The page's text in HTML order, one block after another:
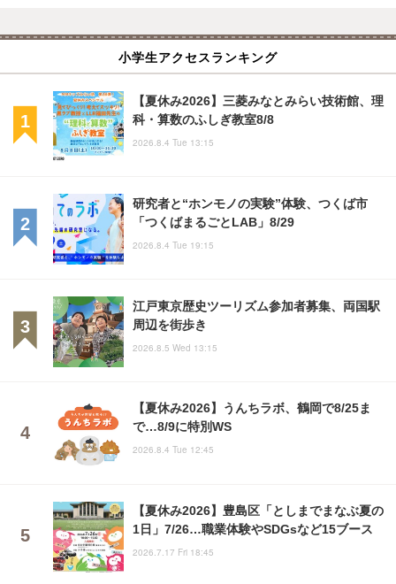
小学生アクセスランキング
【夏休み2026】三菱みなとみらい技術館、理
科・算数のふしぎ教室8/8
2026.8.4 Tue 13:15
研究者と“ホンモノの実験”体験、つくば市
「つくばまるごとLAB」8/29
2026.8.4 Tue 19:15
江戸東京歴史ツーリズム参加者募集、両国駅
周辺を街歩き
2026.8.5 Wed 13:15
【夏休み2026】うんちラボ、鶴岡で8/25ま
で…8/9に特別WS
2026.8.4 Tue 12:45
【夏休み2026】豊島区「としまでまなぶ夏の
1日」7/26…職業体験やSDGsなど15ブース
2026.7.17 Fri 18:45